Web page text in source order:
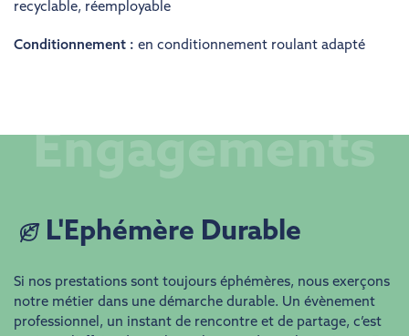
recyclable, réemployable
Conditionnement : en conditionnement roulant adapté
L'Ephémère Durable
Si nos prestations sont toujours éphémères, nous exerçons
notre métier dans une démarche durable. Un évènement
professionnel, un instant de rencontre et de partage, c’est